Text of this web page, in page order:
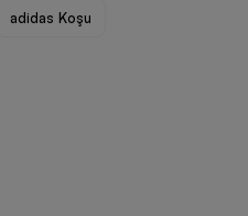
adidas Koşu